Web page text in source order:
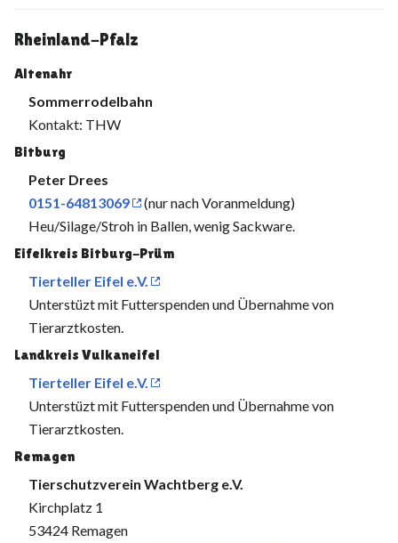
Rheinland-Pfalz
Altenahr
Sommerrodelbahn
Kontakt: THW
Bitburg
Peter Drees
0151-64813069
(nur nach Voranmeldung)
Heu/Silage/Stroh in Ballen, wenig Sackware.
Eifelkreis Bitburg-Prüm
Tierteller Eifel e.V.
Unterstüzt mit Futterspenden und Übernahme von
Tierarztkosten.
Landkreis Vulkaneifel
Tierteller Eifel e.V.
Unterstüzt mit Futterspenden und Übernahme von
Tierarztkosten.
Remagen
Tierschutzverein Wachtberg e.V.
Kirchplatz 1
53424 Remagen